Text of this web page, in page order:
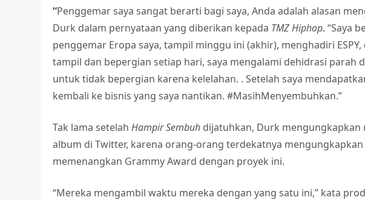
“Penggemar saya sangat berarti bagi saya, Anda adalah alasan
Durk dalam pernyataan yang diberikan kepada TMZ Hiphop. “Saya
penggemar Eropa saya, tampil minggu ini (akhir), menghadiri
tampil dan bepergian setiap hari, saya mengalami dehidrasi parah
untuk tidak bepergian karena kelelahan. . Setelah saya
kembali ke bisnis yang saya nantikan. #MasihMenyembuhkan.”
Tak lama setelahHampir Sembuh dijatuhkan, Durk mengungkapkan
album di Twitter, karena orang-orang terdekatnya
memenangkan Grammy Award dengan proyek ini.
“Mereka mengambil waktu mereka dengan yang satu ini,” kata